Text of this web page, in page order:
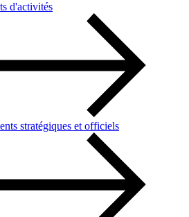
d'activités
stratégiques et officiels